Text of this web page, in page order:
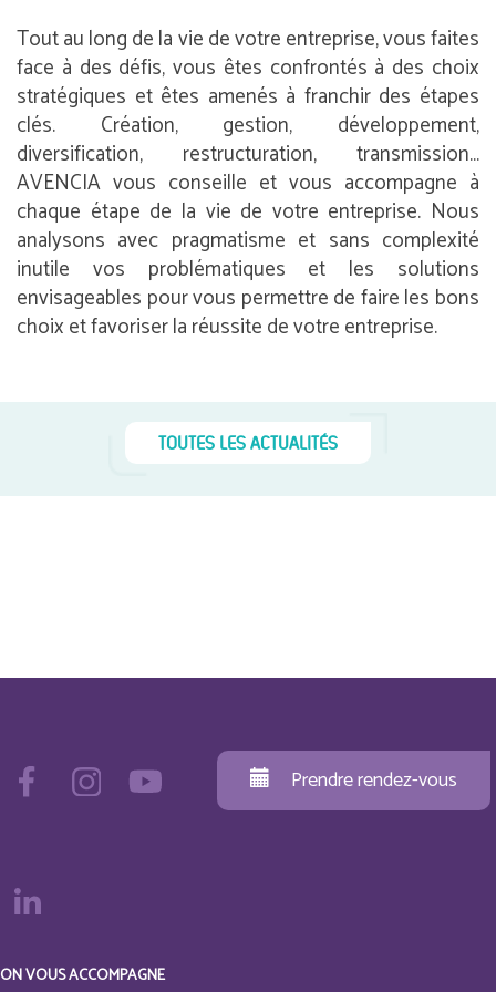
Tout au long de la vie de votre entreprise, vous faites
face à des défis, vous êtes confrontés à des choix
stratégiques et êtes amenés à franchir des étapes
clés. Création, gestion, développement,
diversification, restructuration, transmission…
AVENCIA vous conseille et vous accompagne à
chaque étape de la vie de votre entreprise. Nous
analysons avec pragmatisme et sans complexité
inutile vos problématiques et les solutions
envisageables pour vous permettre de faire les bons
choix et favoriser la réussite de votre entreprise.
TOUTES LES ACTUALITÉS
Prendre rendez-vous
ON VOUS ACCOMPAGNE